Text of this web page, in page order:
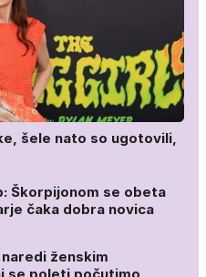
šele nato so ugotovili,
Škorpijonom se obeta
čaka dobra novica
ženskim